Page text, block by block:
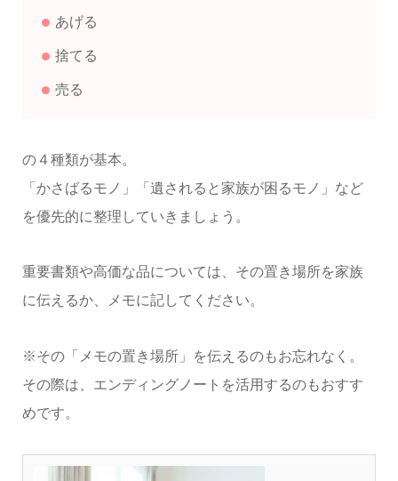
あげる
捨てる
売る
の４種類が基本。
「かさばるモノ」「遺されると家族が困るモノ」など
を優先的に整理していきましょう。
重要書類や高価な品については、その置き場所を家族
に伝えるか、メモに記してください。
※その「メモの置き場所」を伝えるのもお忘れなく。
その際は、エンディングノートを活用するのもおすす
めです。